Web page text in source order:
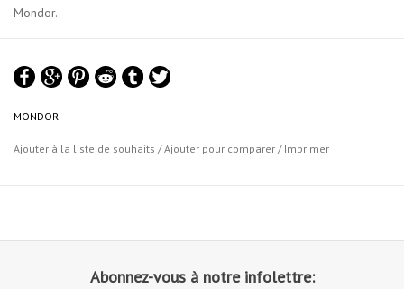
Mondor.
maintien exceptionnels. Il dispose d'une ceinture tricotée super
extensible en Lycra Soft®.
Matériel: 85% nylon, 15% élasthanne
Charte de Grandeurs Collants Mondor
MONDOR
Ajouter à la liste de souhaits /Ajouter pour comparer / Imprimer
Abonnez-vous à notre infolettre: